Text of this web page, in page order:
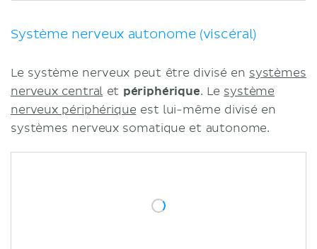
Parcours des fibres
Nerfs splanchnique
Fonction
Notes cliniques
Syndrome douloureux régional
cardiovasculaire diabétique
Système nerveux autonome (viscéral)
Le système nerveux peut être divisé en systèmes
nerveux central et périphérique. Le système
nerveux périphérique est lui-même divisé en
systèmes nerveux somatique et autonome.